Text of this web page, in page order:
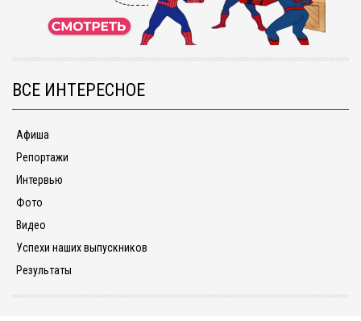
ВСЕ ИНТЕРЕСНОЕ
Афиша
Репортажи
Интервью
Фото
Видео
Успехи наших выпускников
Результаты